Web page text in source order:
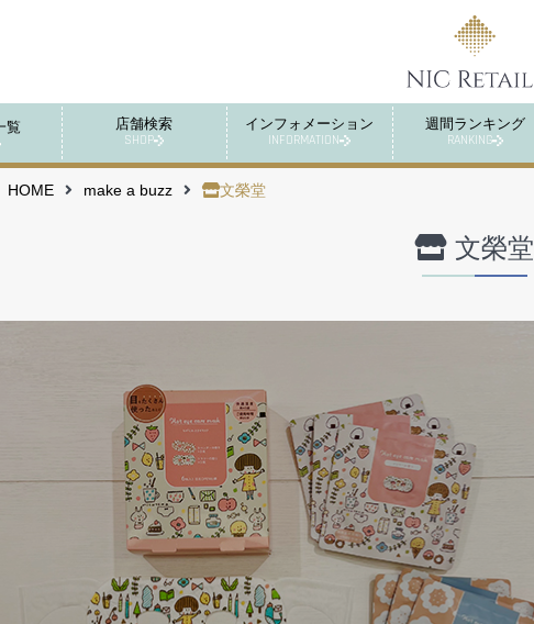
覧 店舗検索
SHOP
インフォメーション
INFORMATION
週間ランキング
RANKING
HOME make a buzz 文榮堂
文榮堂